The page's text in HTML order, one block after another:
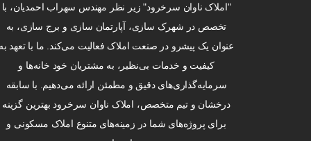
"املاک ناوان سرخرود" زیر نظر مهندس سهراب احمدیان، با
تخصص در شهرک سازی، آپارتمان سازی و برج سازی، به
عنوان یک پیشرو در صنعت املاک فعالیت می‌کند. ما با تعهد به
کیفیت و خدمات بی‌نظیر، به مشتریان خود خانه‌ها و
سرمایه‌گذاری‌های دقیق و مطمئن ارائه می‌دهیم. با سابقه
درخشان و تیم متخصص، املاک ناوان سرخرود بهترین گزینه
برای پروژه‌های شما در زمینه‌های متنوع املاک مسکونی و